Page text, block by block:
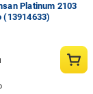
Platinum 2103